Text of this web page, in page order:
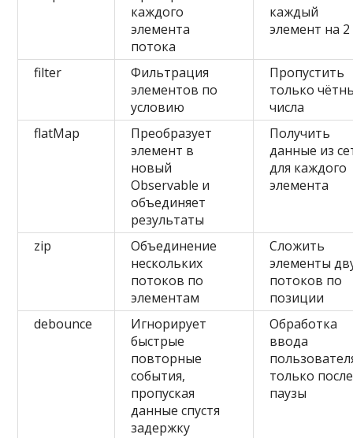
каждого
элемента
потока
каждый
элемент на 2
filter
Фильтрация
элементов по
условию
Пропустить
только
числа
flatMap
Преобразует
элемент в
новый
Observable и
объединяет
результаты
Получить
данные из
для каждого
элемента
zip
Объединение
нескольких
потоков по
элементам
Сложить
элементы
потоков по
позиции
debounce
Игнорирует
быстрые
повторные
события,
пропуская
данные спустя
задержку
Обработка
ввода
только после
паузы